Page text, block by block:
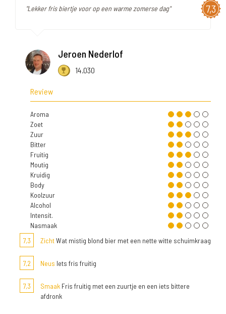
7,3
"Lekker fris biertje voor op een warme zomerse dag"
Jeroen Nederlof
14.030
Review
Aroma
Zoet
Zuur
Bitter
Fruitig
Moutig
Kruidig
Body
Koolzuur
Alcohol
Intensit.
Nasmaak
7,3
ZichtWat mistig blond bier met een nette witte schuimkraag
7,2 Neus Iets fris fruitig
7,3 Smaak Fris fruitig met een zuurtje en een iets bittere
afdronk